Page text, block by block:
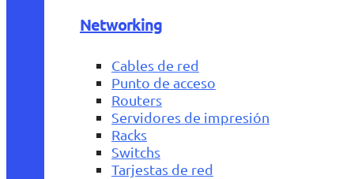
Networking
Cables de red
Punto de acceso
Routers
Servidores de impresión
Racks
Switchs
Tarjestas de red